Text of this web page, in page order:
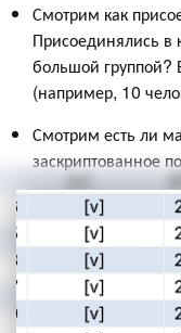
Смотрим как
Присоединялись в
большой группой?
(например, 10
Смотрим есть ли
заскриптованное